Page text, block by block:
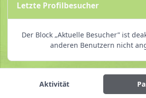
Letzte Profilbesucher
Der Block „Aktuelle Besucher” ist
anderen Benutzern nicht
Aktivität